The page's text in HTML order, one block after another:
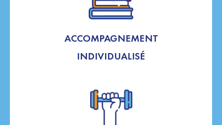
ACCOMPAGNEMENT
INDIVIDUALISÉ